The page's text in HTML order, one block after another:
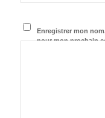
Enregistrer mon
pour mon prochain